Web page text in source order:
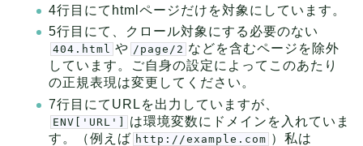
4行目にてhtmlページだけを対象にしています。
5行目にて、クロール対象にする必要のない
404.html や /page/2 などを含むページを除外
しています。ご自身の設定によってこのあたり
の正規表現は変更してください。
7行目にてURLを出力していますが、
ENV['URL']
は環境変数にドメインを入れていま
す。（例えば http://example.com ）私は